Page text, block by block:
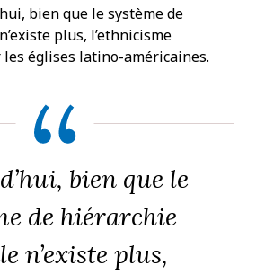
bien que le système de
plus, l’ethnicisme
les églises latino-américaines.
bien que le
de hiérarchie
n’existe plus,